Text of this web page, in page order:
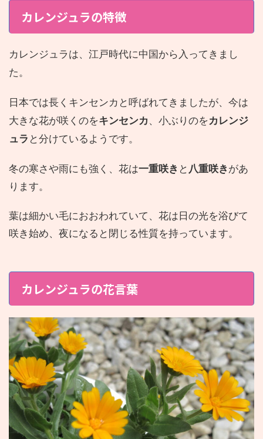
カレンジュラの特徴
カレンジュラは、 江戸時代に中国から入ってきまし
た。
日本では長くキンセンカと呼ばれてきましたが、今は
大きな花が咲くのをキンセンカ 、小ぶりのをカレンジ
ュラ と分けているようです。
冬の寒さや雨にも強く、花は一重咲き と 八重咲き があ
ります。
葉は細かい毛におおわれていて、花は日の光を浴びて
咲き始め、夜になると閉じる性質を持っています。
カレンジュラの花言葉